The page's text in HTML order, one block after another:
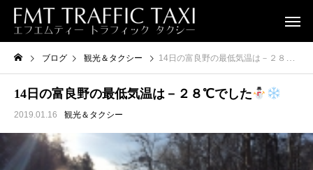
ブログ 観光＆タクシー 14日の富良野の最低気温は－２８℃でした
14日の富良野の最低気温は－２８℃でした
2019.01.16 観光＆タクシー